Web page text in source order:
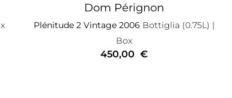
Dom Pérignon
Plénitude 2 Vintage 2006 Bottiglia (0.75L) |
Box
450,00 €